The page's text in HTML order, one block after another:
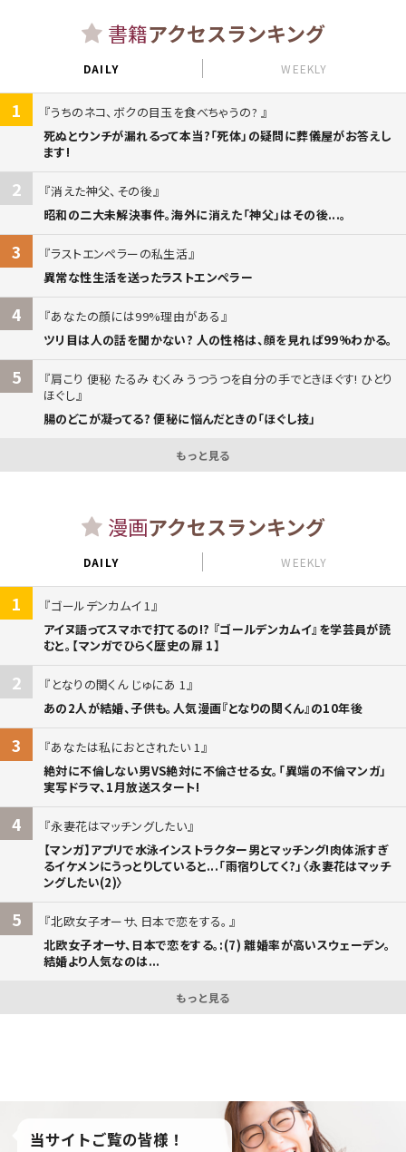
書籍アクセスランキング
DAILY WEEKLY
1
うちのネコ、ボクの目玉を食べちゃうの?
死ぬとウンチが漏れるって本当?「死体」の疑問に葬儀屋がお答えし
ます!
2
消えた神父、その後
昭和の二大未解決事件。海外に消えた「神父」はその後...。
3
ラストエンペラーの私生活
異常な性生活を送ったラストエンペラー
4
あなたの顔には99%理由がある
ツリ目は人の話を聞かない? 人の性格は、顔を見れば99%わかる。
5
肩こり 便秘 たるみ むくみ うつうつを自分の手でときほぐす! ひとり
ほぐし
腸のどこが凝ってる? 便秘に悩んだときの「ほぐし技」
もっと見る
漫画アクセスランキング
DAILY WEEKLY
1
ゴールデンカムイ 1
アイヌ語ってスマホで打てるの!? 『ゴールデンカムイ』を学芸員が読
むと。【マンガでひらく歴史の扉 1】
2
となりの関くん じゅにあ 1
あの2人が結婚、子供も。人気漫画『となりの関くん』の10年後
3
あなたは私におとされたい 1
絶対に不倫しない男VS絶対に不倫させる女。「異端の不倫マンガ」
実写ドラマ、1月放送スタート!
4
永妻花はマッチングしたい
【マンガ】アプリで水泳インストラクター男とマッチング!肉体派すぎ
るイケメンにうっとりしていると...「雨宿りしてく?」〈永妻花はマッチ
ングしたい(2)〉
5
北欧女子オーサ、日本で恋をする。
北欧女子オーサ、日本で恋をする。:(7) 離婚率が高いスウェーデン。
結婚より人気なのは...
もっと見る
当サイトご覧の皆様！